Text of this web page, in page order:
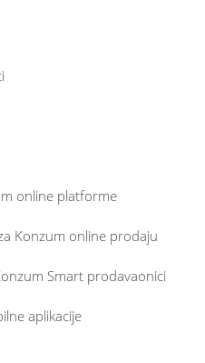
online platforme
Konzum online prodaju
Smart prodavaonici
aplikacije